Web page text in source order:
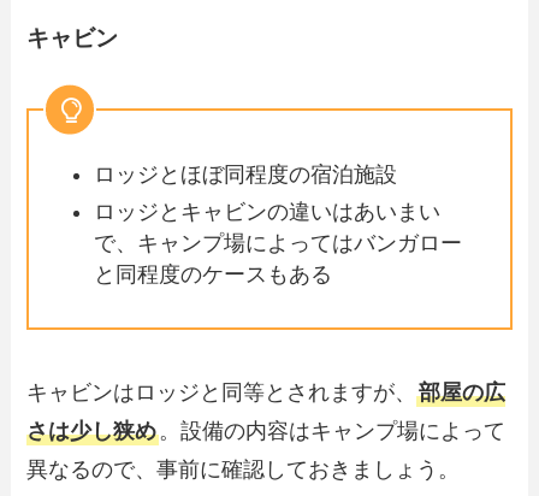
キャビン
ロッジとほぼ同程度の宿泊施設
ロッジとキャビンの違いはあいまい
で、キャンプ場によってはバンガロー
と同程度のケースもある
キャビンはロッジと同等とされますが、部屋の広
さは少し狭め。設備の内容はキャンプ場によって
異なるので、事前に確認しておきましょう。